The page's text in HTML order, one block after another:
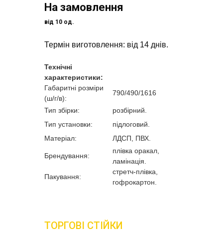
На замовлення
від 10 од.
Термін виготовлення: від 14 днів.
Технічні
характеристики:
Габаритні розміри
(ш/г/в):
790/490/1616
Тип збірки:
розбірний.
Тип установки:
підлоговий.
Матеріал:
ЛДСП, ПВХ.
Брендування:
плівка оракал,
ламінація.
Пакування:
стретч-плівка,
гофрокартон.
ТОРГОВІ СТІЙКИ